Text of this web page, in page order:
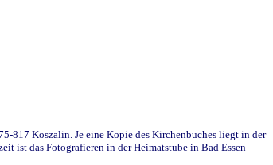
817 Koszalin. Je eine Kopie des Kirchenbuches liegt in der
ist das Fotografieren in der Heimatstube in Bad Essen